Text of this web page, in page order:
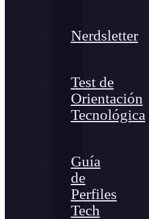
Nerdsletter
Test de
Orientación
Tecnológica
Guía
de
Perfiles
Tech